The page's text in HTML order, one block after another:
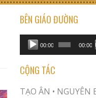
BÊN GIÁO ĐƯỜNG
Audio
Player
00:00 00:00
CỘNG TÁC
TẠO ÂN • NGUYÊN